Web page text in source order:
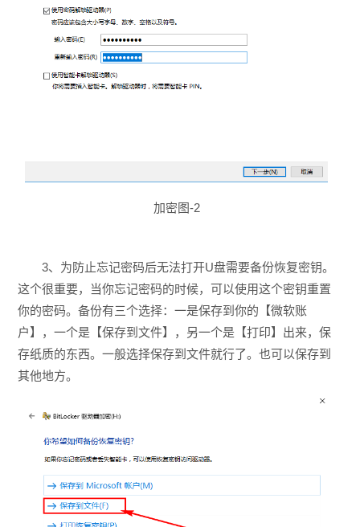
加密图-2
3、为防止忘记密码后无法打开U盘需要备份恢复密钥。
这个很重要，当你忘记密码的时候，可以使用这个密钥重置
你的密码。备份有三个选择：一是保存到你的【微软账
户】，一个是【保存到文件】，另一个是【打印】出来，保
存纸质的东西。一般选择保存到文件就行了。也可以保存到
其他地方。